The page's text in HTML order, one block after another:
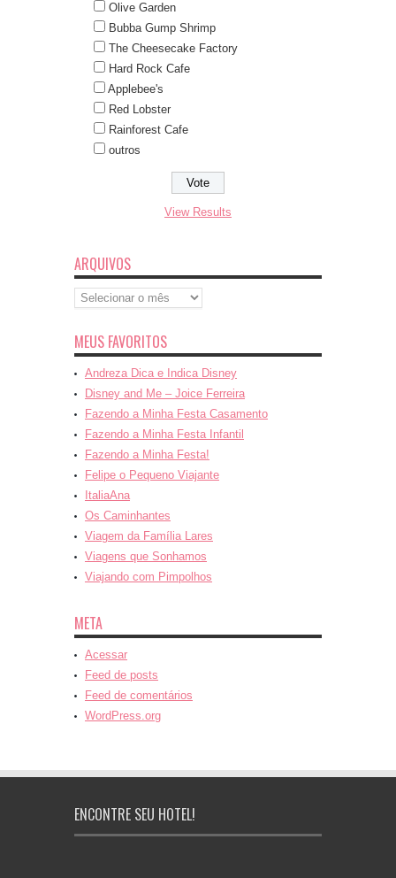
Olive Garden
Bubba Gump Shrimp
The Cheesecake Factory
Hard Rock Cafe
Applebee's
Red Lobster
Rainforest Cafe
outros
View Results
ARQUIVOS
Arquivos
MEUS FAVORITOS
Andreza Dica e Indica Disney
Disney and Me – Joice Ferreira
Fazendo a Minha Festa Casamento
Fazendo a Minha Festa Infantil
Fazendo a Minha Festa!
Felipe o Pequeno Viajante
ItaliaAna
Os Caminhantes
Viagem da Família Lares
Viagens que Sonhamos
Viajando com Pimpolhos
META
Acessar
Feed de posts
Feed de comentários
WordPress.org
ENCONTRE SEU HOTEL!